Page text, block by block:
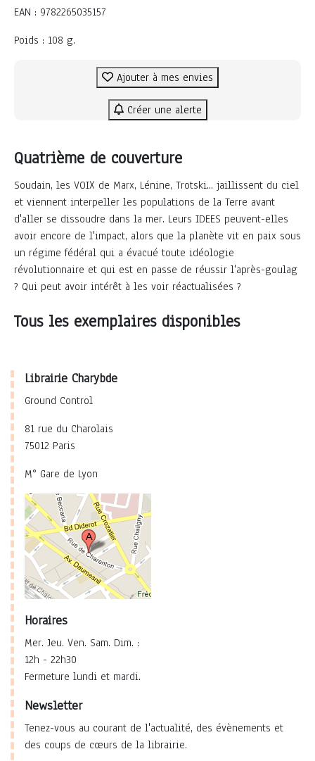
EAN : 9782265035157
Poids : 108 g.
Ajouter à mes envies
Créer une alerte
Quatrième de couverture
Soudain, les VOIX de Marx, Lénine, Trotski... jaillissent du ciel
et viennent interpeller les populations de la Terre avant
d'aller se dissoudre dans la mer. Leurs IDEES peuvent-elles
avoir encore de l'impact, alors que la planète vit en paix sous
un régime fédéral qui a évacué toute idéologie
révolutionnaire et qui est en passe de réussir l'après-goulag
? Qui peut avoir intérêt à les voir réactualisées ?
Tous les exemplaires disponibles
Librairie Charybde
Ground Control
81 rue du Charolais
75012 Paris
M° Gare de Lyon
Horaires
Mer. Jeu. Ven. Sam. Dim. :
12h - 22h30
Fermeture lundi et mardi.
Newsletter
Tenez-vous au courant de l'actualité, des évènements et
des coups de cœurs de la librairie.